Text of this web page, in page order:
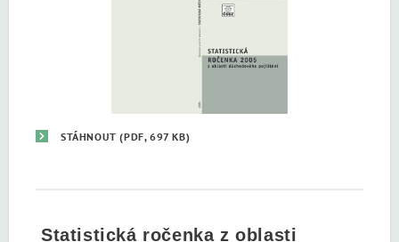
STÁHNOUT(PDF, 697 KB)
Statistická ročenka z oblasti